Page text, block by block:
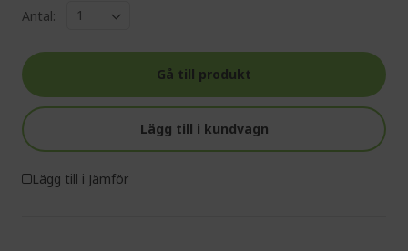
Antal:
Gå till produkt
Lägg till i kundvagn
Lägg till i Jämför